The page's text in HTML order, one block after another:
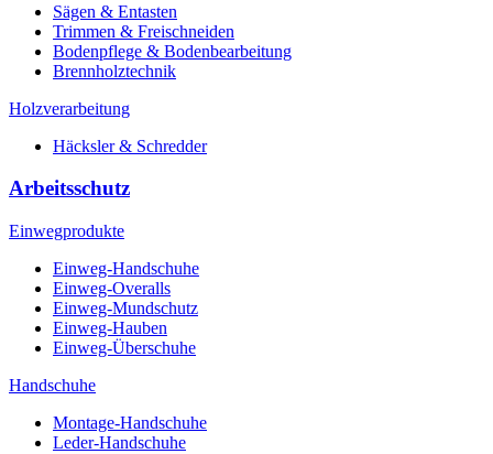
Sägen & Entasten
Trimmen & Freischneiden
Bodenpflege & Bodenbearbeitung
Brennholztechnik
Holzverarbeitung
Häcksler & Schredder
Arbeitsschutz
Einwegprodukte
Einweg-Handschuhe
Einweg-Overalls
Einweg-Mundschutz
Einweg-Hauben
Einweg-Überschuhe
Handschuhe
Montage-Handschuhe
Leder-Handschuhe